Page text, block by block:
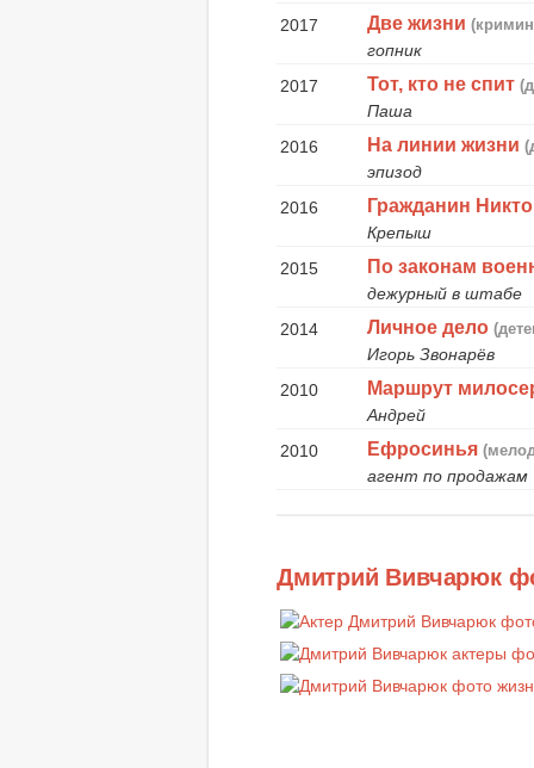
2017
Две жизни
гопник
2017
Тот, кто не спит
Паша
2016
На линии жизни
эпизод
2016
Гражданин Никто
Крепыш
2015
По законам
дежурный в штабе
2014
Личное дело
Игорь Звонарёв
2010
Маршрут
Андрей
2010
Ефросинья
агент по продажам
Дмитрий Вивчарюк